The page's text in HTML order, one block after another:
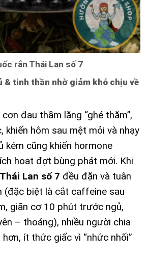
rắn Thái Lan số 7
& tinh thần nhờ giảm khó chịu về
đau thầm lặng “ghé thăm”,
khiến hôm sau mệt mỏi và nhạy
kém cũng khiến hormone
hoạt đợt bùng phát mới. Khi
Lan số 7 đều đặn và tuân
(đặc biệt là cắt caffeine sau
giãn cơ 10 phút trước ngủ,
– thoáng), nhiều người chia
ít thức giấc vì “nhức nhối”